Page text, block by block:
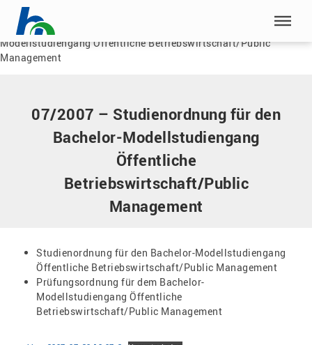
Menü überspringen
Menü überspringen
Home |Dokumente
07/2007 – Studienordnung für den Bachelor-
Modellstudiengang Öffentliche Betriebswirtschaft/Public
Management
07/2007 – Studienordnung für den
Bachelor-Modellstudiengang
Öffentliche
Betriebswirtschaft/Public
Management
Studienordnung für den Bachelor-Modellstudiengang
Öffentliche Betriebswirtschaft/Public Management
Prüfungsordnung für dem Bachelor-
Modellstudiengang Öffentliche
Betriebswirtschaft/Public Management